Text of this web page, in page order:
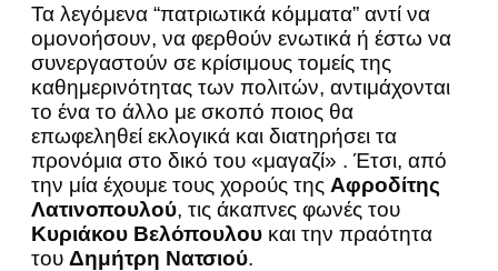
Τα λεγόμενα “πατριωτικά κόμματα” αντί να
ομονοήσουν, να φερθούν ενωτικά ή έστω να
συνεργαστούν σε κρίσιμους τομείς της
καθημερινότητας των πολιτών, αντιμάχονται
το ένα το άλλο με σκοπό ποιος θα
επωφεληθεί εκλογικά και διατηρήσει τα
προνόμια στο δικό του «μαγαζί» . Έτσι, από
την μία έχουμε τους χορούς της Αφροδίτης
Λατινοπουλού, τις άκαπνες φωνές του
Κυριάκου Βελόπουλου και την πραότητα
του Δημήτρη Νατσιού.